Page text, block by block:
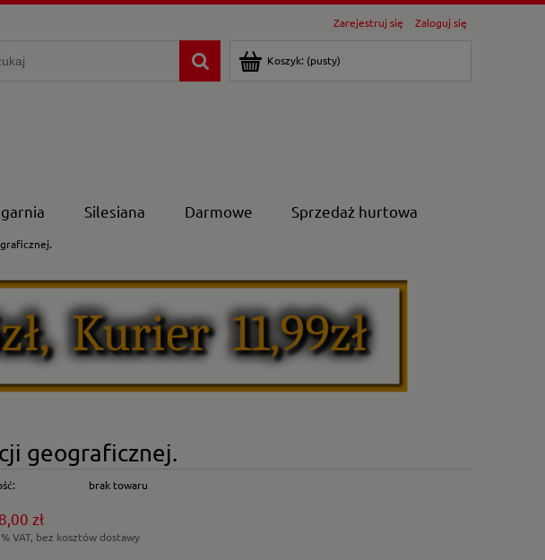
Zarejestruj się Zaloguj się
Koszyk: (pusty)
Silesiana Darmowe Sprzedaż hurtowa
geograficznej.
brak towaru
zł
VAT, bez kosztów dostawy